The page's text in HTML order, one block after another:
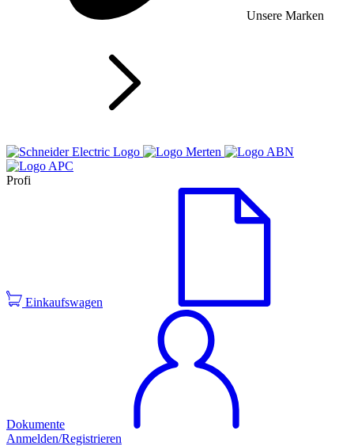
Unsere Marken
Profi
Einkaufswagen
Dokumente
Anmelden/Registrieren